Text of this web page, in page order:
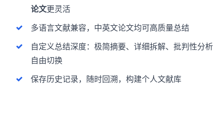
论文更灵活
多语言文献兼容，中英文论文均可高质量总结
自定义总结深度：极简摘要、详细拆解、批判性分析
自由切换
保存历史记录，随时回溯，构建个人文献库